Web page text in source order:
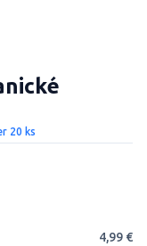
20 ks
4,99 €